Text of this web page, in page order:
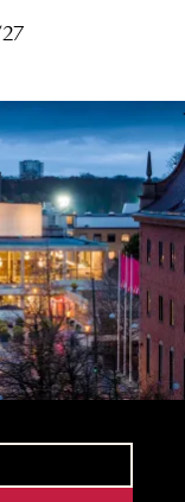
biljettsläpp.